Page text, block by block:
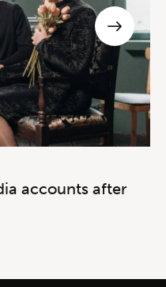
accounts after